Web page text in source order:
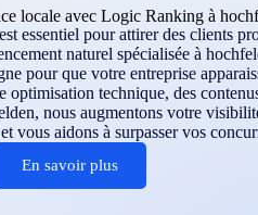
locale avec Logic Ranking à
essentiel pour attirer des clients
naturel spécialisée à
pour que votre entreprise
optimisation technique, des
nous augmentons votre
vous aidons à surpasser vos
En savoir plus